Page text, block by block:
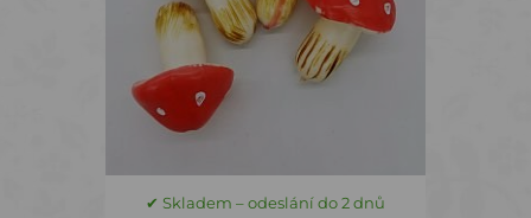
✔ Skladem – odeslání do 2 dnů